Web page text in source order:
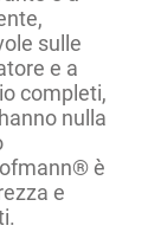
sulle
e a
completi,
nulla
è
e